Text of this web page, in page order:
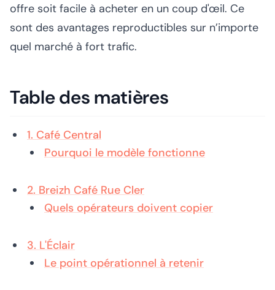
offre soit facile à acheter en un coup d'œil. Ce
sont des avantages reproductibles sur n’importe
quel marché à fort trafic.
Table des matières
1. Café Central
Pourquoi le modèle fonctionne
2. Breizh Café Rue Cler
Quels opérateurs doivent copier
3. L'Éclair
Le point opérationnel à retenir